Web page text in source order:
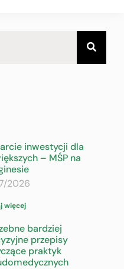
inwestycji dla
– MŚP na
2026
więcej
bardziej
przepisy
praktyk